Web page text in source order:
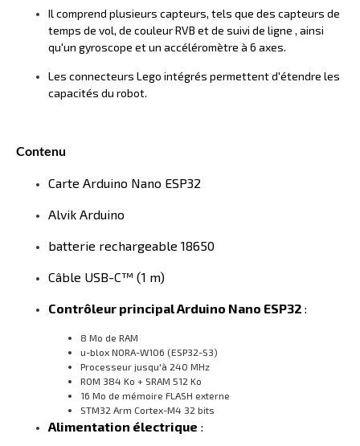
Il comprend plusieurs capteurs, tels que des capteurs de
temps de vol, de couleur RVB etde suivi de ligne , ainsi
qu'un gyroscope et un accéléromètre à 6 axes.
Les connecteurs Lego intégrés permettent d'étendre les
capacités du robot.
Contenu
Carte Arduino Nano ESP32
Alvik Arduino
batterie rechargeable 18650
Câble USB-C™ (1 m)
Contrôleur principalArduino Nano ESP32 :
8 Mo de RAM
u-blox NORA-W106 (ESP32-S3)
Processeur jusqu'à 240 MHz
ROM 384 Ko + SRAM 512 Ko
16 Mo de mémoire FLASH externe
STM32 Arm Cortex-M4 32 bits
Alimentation électrique :